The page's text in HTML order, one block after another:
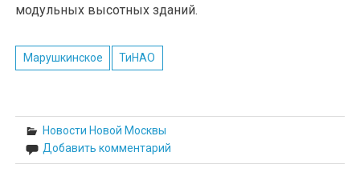
модульных высотных зданий.
Марушкинское ТиНАО
Новости Новой Москвы
Добавить комментарий